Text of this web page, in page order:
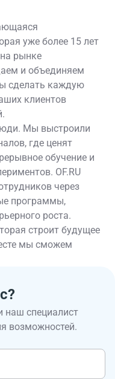
уже более 15 лет
рынке
и объединяем
сделать каждую
клиентов
Мы выстроили
где ценят
обучение и
OF.RU
через
программы,
роста.
строит будущее
мы сможем
наш специалист
возможностей.